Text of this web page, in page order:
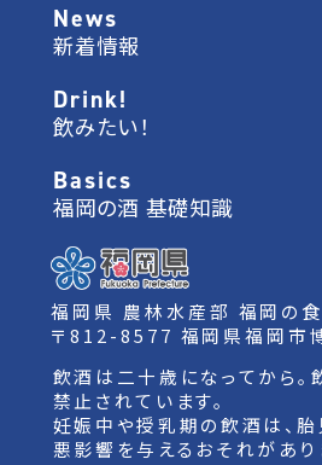
News
新着情報
Drink!
飲みたい！
Basics
福岡の酒 基礎知識
福岡県 農林水産部 福岡の
〒812-8577 福岡県福岡市
飲酒は二十歳になってから
禁止されています。
妊娠中や授乳期の飲酒は、
悪影響を与えるおそれがあり